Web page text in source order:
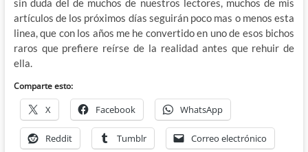
sin duda del de muchos de nuestros lectores, muchos de mis
artículos de los próximos días seguirán poco mas o menos esta
linea, que con los años me he convertido en uno de esos bichos
raros que prefiere reírse de la realidad antes que rehuir de
ella.
Comparte esto:
X Facebook WhatsApp
Reddit Tumblr Correo electrónico